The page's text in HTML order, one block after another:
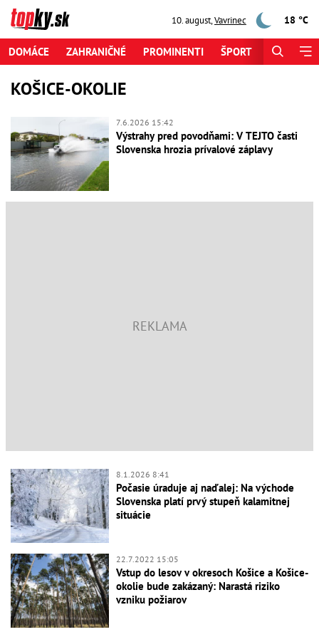
10. august,Vavrinec 18 °C
DOMÁCE ZAHRANIČNÉ PROMINENTI ŠPORT
KOŠICE-OKOLIE
7.6.2026 15:42
Výstrahy pred povodňami: V TEJTO časti
Slovenska hrozia prívalové záplavy
8.1.2026 8:41
Počasie úraduje aj naďalej: Na východe
Slovenska platí prvý stupeň kalamitnej
situácie
22.7.2022 15:05
Vstup do lesov v okresoch Košice a Košice-
okolie bude zakázaný: Narastá riziko
vzniku požiarov